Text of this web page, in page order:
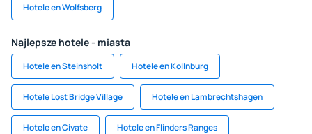
Hotele en Wolfsberg
Najlepsze hotele - miasta
Hotele en Steinsholt Hotele en Kollnburg
Hotele Lost Bridge Village Hotele en Lambrechtshagen
Hotele en Civate Hotele en Flinders Ranges